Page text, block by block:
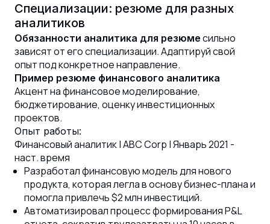
Специализации: резюме для разных
аналитиков
Обязанности аналитика для резюме сильно
зависят от его специализации. Адаптируй свой
опыт под конкретное направление.
Пример резюме финансового аналитика
Акцент на финансовое моделирование,
бюджетирование, оценку инвестиционных
проектов.
Опыт работы:
Финансовый аналитик | ABC Corp | Январь 2021 -
наст. время
Разработал финансовую модель для нового
продукта, которая легла в основу бизнес-плана и
помогла привлечь $2 млн инвестиций.
Автоматизировал процесс формирования P&L